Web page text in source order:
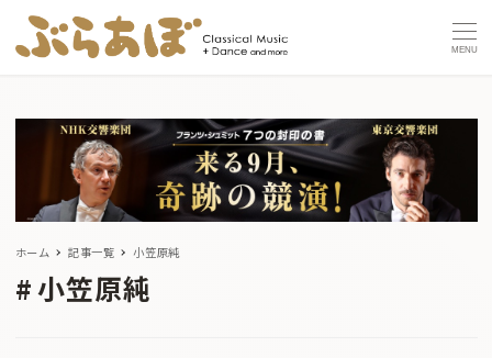
MENU
ホーム 記事一覧 小笠原純
小笠原純